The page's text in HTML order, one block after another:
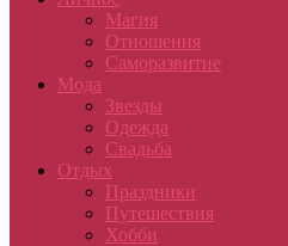
Магия
Отношения
Саморазвитие
Мода
Звезды
Одежда
Свадьба
Отдых
Праздники
Путешествия
Хобби